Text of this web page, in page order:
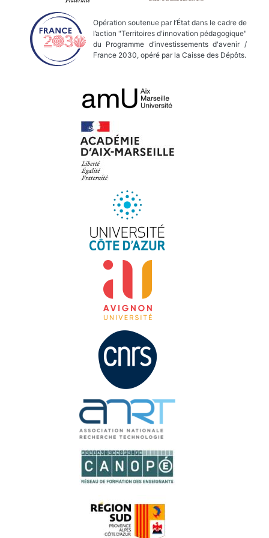
Opération soutenue par l’État dans le cadre de
l’action "Territoires d'innovation pédagogique"
du Programme d’investissements d'avenir /
France 2030, opéré par la Caisse des Dépôts.